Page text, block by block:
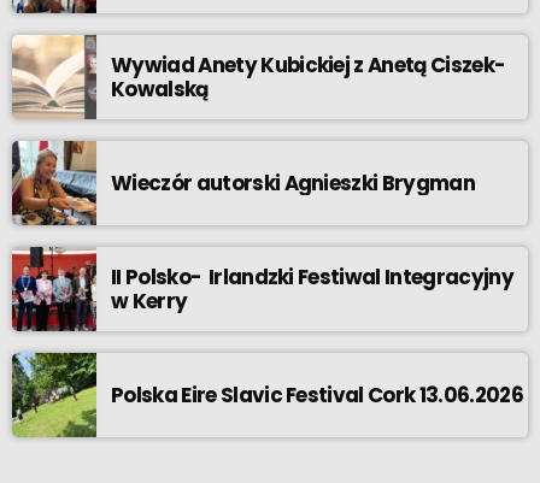
Wywiad Anety Kubickiej z Anetą Ciszek-
Kowalską
Wieczór autorski Agnieszki Brygman
II Polsko- Irlandzki Festiwal Integracyjny
w Kerry
Polska Eire Slavic Festival Cork 13.06.2026